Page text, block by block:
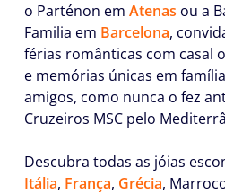
o Parténon em Atenas ou a
Familia em Barcelona,
férias românticas com casal
e memórias únicas em
amigos, como nunca o fez
Cruzeiros MSC pelo
Descubra todas as jóias
Itália, França, Grécia,